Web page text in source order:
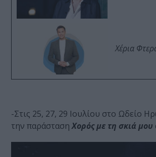
Χέρια
-Στις 25, 27, 29 Ιουλίου στο Ωδείο
την παράστασηΧορός με τη σκιά μου